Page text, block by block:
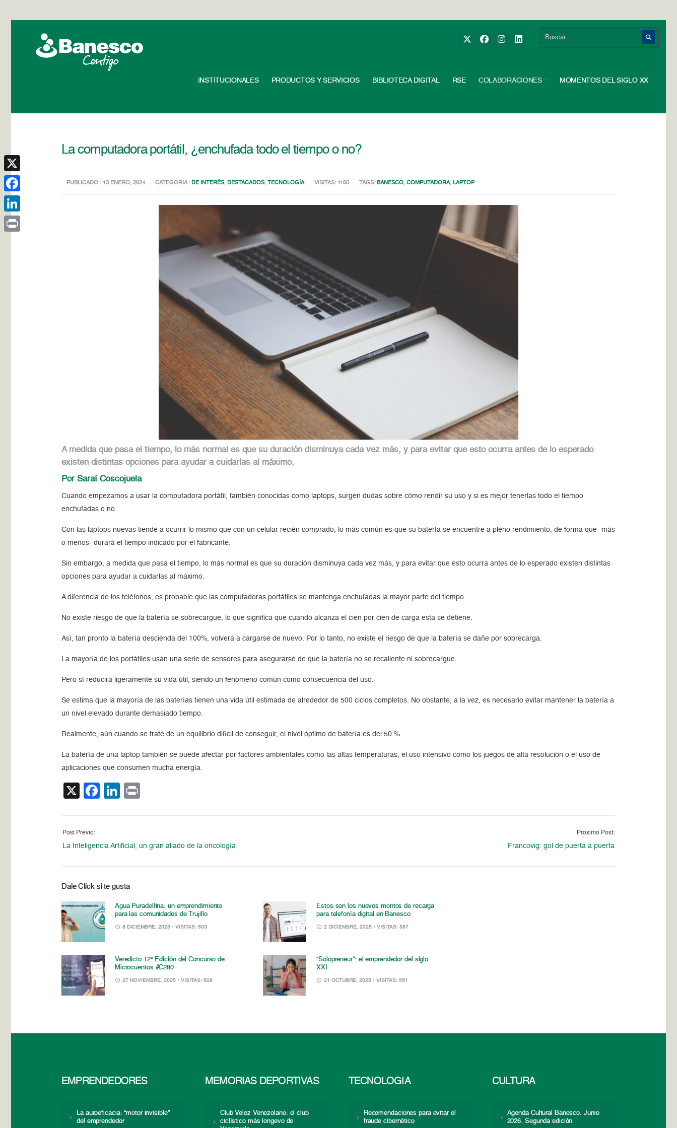
INSTITUCIONALES PRODUCTOS Y SERVICIOS BIBLIOTECA DIGITAL RSE COLABORACIONES MOMENTOS DEL SIGLO XX
La computadora portátil, ¿enchufada todo el tiempo o no?
PUBLICADO : 13 ENERO, 2024 CATEGORIA : DE INTERÉS, DESTACADOS, TECNOLOGÍA VISITAS: 1160 TAGS: BANESCO,COMPUTADORA, LAPTOP
A medida que pasa el tiempo, lo más normal es que su duración disminuya cada vez más, y para evitar que esto ocurra antes de lo esperado
existen distintas opciones para ayudar a cuidarlas al máximo.
Por Saraí Coscojuela
Cuando empezamos a usar la computadora portátil, también conocidas como laptops, surgen dudas sobre cómo rendir su uso y si es mejor tenerlas todo el tiempo
enchufadas o no.
Con las laptops nuevas tiende a ocurrir lo mismo que con un celular recién comprado, lo más común es que su batería se encuentre a pleno rendimiento, de forma que -más
o menos- durará el tiempo indicado por el fabricante.
Sin embargo, a medida que pasa el tiempo, lo más normal es que su duración disminuya cada vez más, y para evitar que esto ocurra antes de lo esperado existen distintas
opciones para ayudar a cuidarlas al máximo.
A diferencia de los teléfonos, es probable que las computadoras portátiles se mantenga enchufadas la mayor parte del tiempo.
No existe riesgo de que la batería se sobrecargue, lo que significa que cuando alcanza el cien por cien de carga esta se detiene.
Así, tan pronto la batería descienda del 100%, volverá a cargarse de nuevo. Por lo tanto, no existe el riesgo de que la batería se dañe por sobrecarga.
La mayoría de los portátiles usan una serie de sensores para asegurarse de que la batería no se recaliente ni sobrecargue.
Pero sí reducirá ligeramente su vida útil, siendo un fenómeno común como consecuencia del uso.
Se estima que la mayoría de las baterías tienen una vida útil estimada de alrededor de 500 ciclos completos. No obstante, a la vez, es necesario evitar mantener la batería a
un nivel elevado durante demasiado tiempo.
Realmente, aún cuando se trate de un equilibrio difícil de conseguir, el nivel óptimo de batería es del 50 %.
La batería de una laptop también se puede afectar por factores ambientales como las altas temperaturas, el uso intensivo como los juegos de alta resolución o el uso de
aplicaciones que consumen mucha energía.
X Facebook
LinkedIn
Post Previo:
La Inteligencia Artificial, un gran aliado de la oncología
Proximo Post:
Francovig: gol de puerta a puerta
Dale Click si te gusta
Agua Puradelfina: un emprendimiento
para las comunidades de Trujillo
8 DICIEMBRE, 2025 • VISITAS: 603
Estos son los nuevos montos de recarga
para telefonía digital en Banesco
2 DICIEMBRE, 2025 • VISITAS: 587
Veredicto 12° Edición del Concurso de
Microcuentos #C280
27 NOVIEMBRE, 2025 • VISITAS: 629
“Solopreneur”: el emprendedor del siglo
XXI
21 OCTUBRE, 2025 • VISITAS: 561
EMPRENDEDORES
La autoeficacia: “motor invisible”
del emprendedor
MEMORIAS DEPORTIVAS
Club Veloz Venezolano: el club
ciclístico más longevo de
TECNOLOGÍA
Recomendaciones para evitar el
fraude cibernético
CULTURA
Agenda Cultural Banesco. Junio
2026. Segunda edición
X
Facebook
LinkedIn